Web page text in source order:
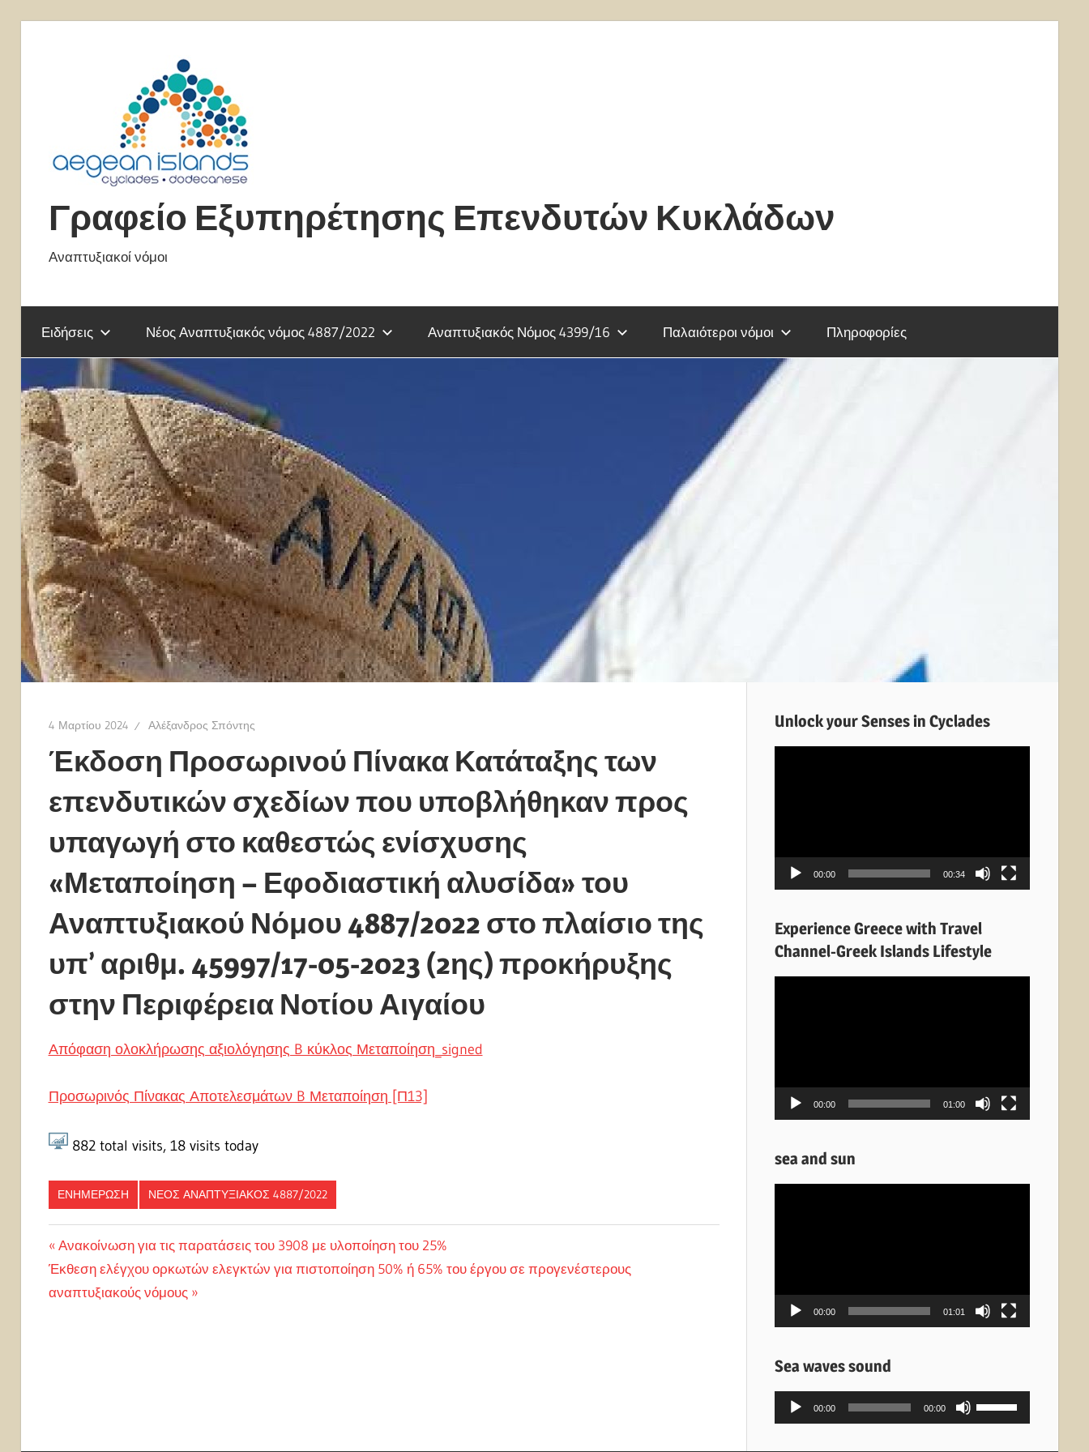
Γραφείο Εξυπηρέτησης Επενδυτών Κυκλάδων
Αναπτυξιακοί νόμοι
Ειδήσεις Νέος Αναπτυξιακός νόμος 4887/2022 Αναπτυξιακός Νόμος 4399/16 Παλαιότεροι νόμοι Πληροφορίες
4 Μαρτίου 2024 Αλέξανδρος Σπόντης
Έκδοση Προσωρινού Πίνακα Κατάταξης των
επενδυτικών σχεδίων που υποβλήθηκαν προς
υπαγωγή στο καθεστώς ενίσχυσης
«Μεταποίηση – Εφοδιαστική αλυσίδα» του
Αναπτυξιακού Νόμου 4887/2022 στο πλαίσιο της
υπ’ αριθμ. 45997/17-05-2023 (2ης) προκήρυξης
στην Περιφέρεια Νοτίου Αιγαίου
Απόφαση ολοκλήρωσης αξιολόγησης B κύκλος Μεταποίηση_signed
Προσωρινός Πίνακας Αποτελεσμάτων B Μεταποίηση [Π13]
882 total visits, 18 visits today
ΕΝΗΜΕΡΩΣΗ ΝΈΟΣ ΑΝΑΠΤΥΞΙΑΚΌΣ 4887/2022
Πλοήγηση
άρθρων
Previous
Post:
Ανακοίνωση για τις παρατάσεις του 3908 με υλοποίηση του 25%
Next
Post:
Έκθεση ελέγχου ορκωτών ελεγκτών για πιστοποίηση 50% ή 65% του έργου σε προγενέστερους
αναπτυξιακούς νόμους
Unlock your Senses in Cyclades
00:00 00:34
Experience Greece with Travel
Channel-Greek Islands Lifestyle
00:00 01:00
sea and sun
00:00 01:01
Sea waves sound
Πρόγραμμα
Αναπαραγωγής
00:00 00:00
Χρησιμοποιείστε
τα